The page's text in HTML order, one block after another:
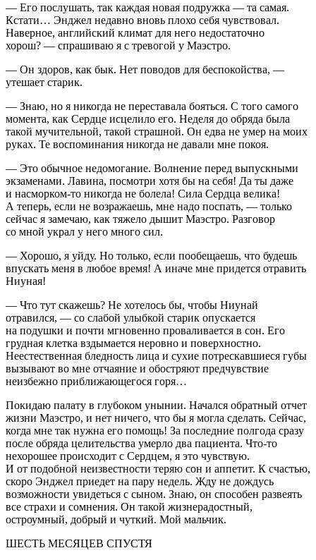
— Его послушать, так каждая новая подружка — та самая.
Кстати… Энджел недавно вновь плохо себя чувствовал.
Наверное, английский климат для него недостаточно
хорош? — спрашиваю я с тревогой у Маэстро.
— Он здоров, как бык. Нет поводов для беспокойства, —
утешает старик.
— Знаю, но я никогда не переставала бояться. С того самого
момента, как Сердце исцелило его. Неделя до обряда была
такой мучительной, такой страшной. Он едва не умер на моих
руках. Те воспоминания никогда не давали мне покоя.
— Это обычное недомогание. Волнение перед выпускными
экзаменами. Лавина, посмотри хотя бы на себя! Да ты даже
и насморком-то никогда не болела! Сила Сердца велика!
А теперь, если не возражаешь, мне надо поспать, — только
сейчас я замечаю, как тяжело дышит Маэстро. Разговор
со мной украл у него много сил.
— Хорошо, я уйду. Но только, если пообещаешь, что будешь
впускать меня в любое время! А иначе мне придется отравить
Ниуная!
— Что тут скажешь? Не хотелось бы, чтобы Ниунай
отравился, — со слабой улыбкой старик опускается
на подушки и почти мгновенно проваливается в сон. Его
грудная клетка вздымается неровно и поверхностно.
Неестественная бледность лица и сухие потрескавшиеся губы
вызывают во мне отчаяние и обостряют предчувствие
неизбежно приближающегося горя…
Покидаю палату в глубоком унынии. Начался обратный отчет
жизни Маэстро, и нет ничего, что бы я могла сделать. Сейчас,
когда мне так нужна его помощь! За последние полгода сразу
после обряда целительства умерло два пациента. Что-то
нехорошее происходит с Сердцем, я это чувствую.
И от подобной неизвестности теряю сон и аппетит. К счастью,
скоро Энджел приедет на пару недель. Жду не дождусь
возможности увидеться с сыном. Знаю, он способен развеять
все страхи и сомнения. Он такой жизнерадостный,
остроумный, добрый и чуткий. Мой мальчик.
ШЕСТЬ МЕСЯЦЕВ СПУСТЯ